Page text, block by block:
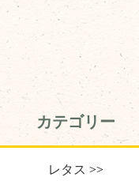
カテゴリー
レタス